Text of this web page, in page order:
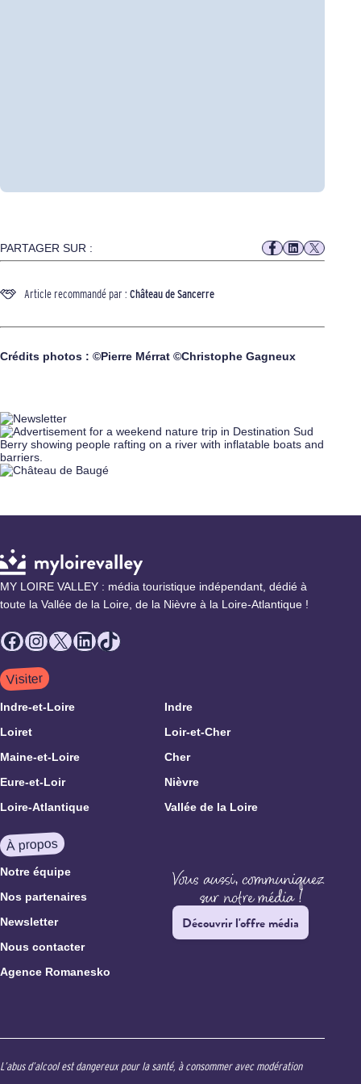
PARTAGER SUR :
Article recommandé par : Château de Sancerre
Crédits photos : ©Pierre Mérrat ©Christophe Gagneux
MY LOIRE VALLEY : média touristique indépendant, dédié à
toute la Vallée de la Loire, de la Nièvre à la Loire-Atlantique !
Facebook
Instagram
X LinkedIn
TikTok
Visiter
Indre-et-Loire
Indre
Loiret
Loir-et-Cher
Maine-et-Loire
Cher
Eure-et-Loir
Nièvre
Loire-Atlantique
Vallée de la Loire
À propos
Notre équipe
Nos partenaires
Newsletter
Nous contacter
Agence Romanesko
Découvrir l'offre média
L’abus d’alcool est dangereux pour la santé, à consommer avec modération